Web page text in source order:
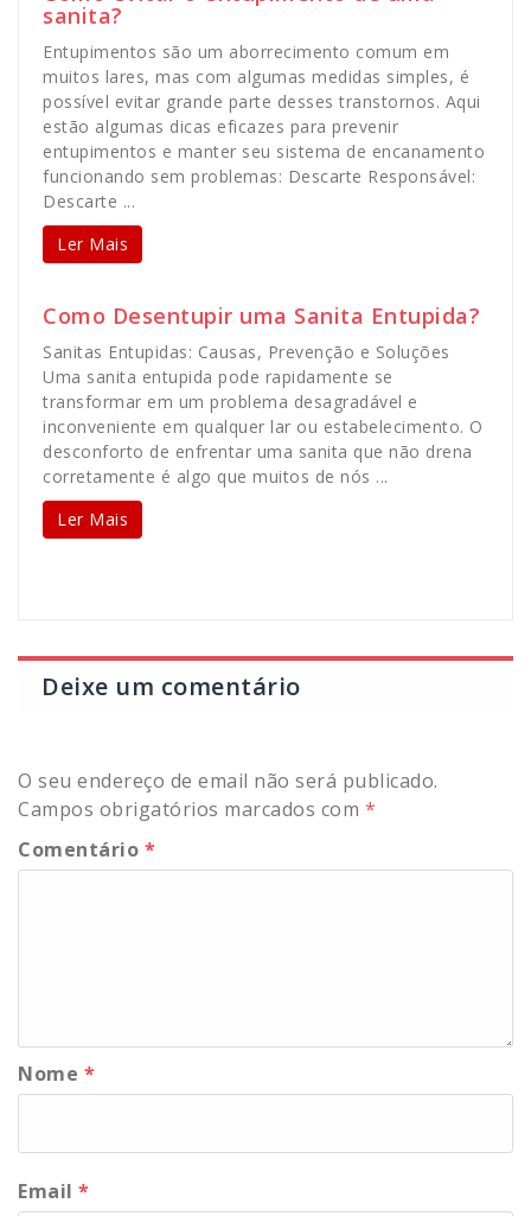
sanita?
Entupimentos são um aborrecimento comum em
muitos lares, mas com algumas medidas simples, é
possível evitar grande parte desses transtornos. Aqui
estão algumas dicas eficazes para prevenir
entupimentos e manter seu sistema de encanamento
funcionando sem problemas: Descarte Responsável:
Descarte ...
Ler Mais
Como Desentupir uma Sanita Entupida?
Sanitas Entupidas: Causas, Prevenção e Soluções
Uma sanita entupida pode rapidamente se
transformar em um problema desagradável e
inconveniente em qualquer lar ou estabelecimento. O
desconforto de enfrentar uma sanita que não drena
corretamente é algo que muitos de nós ...
Ler Mais
Deixe um comentário
O seu endereço de email não será publicado.
Campos obrigatórios marcados com *
Comentário *
Nome *
Email *